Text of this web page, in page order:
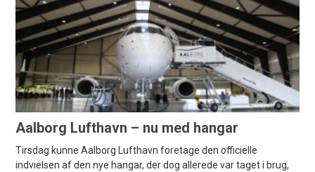
Aalborg Lufthavn – nu med hangar
Tirsdag kunne Aalborg Lufthavn foretage den officielle
indvielsen af den nye hangar, der dog allerede var taget i brug,